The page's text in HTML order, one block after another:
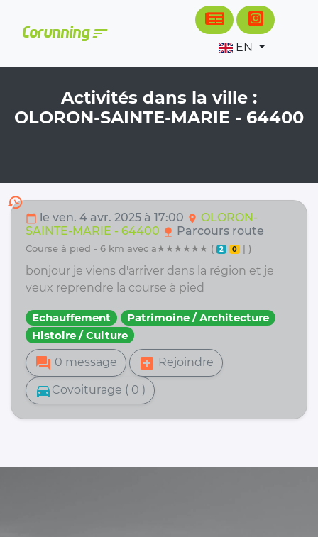
Corunningsort
EN
Activités dans la ville :
OLORON-SAINTE-MARIE - 64400
history
calendar_today le ven. 4 avr. 2025 à 17:00 location_on OLORON-
SAINTE-MARIE - 64400 nature Parcours route
course à pied - 6 km avec a★★★★★★ ( 2 0 | )
bonjour je viens d'arriver dans la région et je
veux reprendre la course à pied
Echauffement
Patrimoine / Architecture
Histoire / Culture
forum 0 message add_box Rejoindre
directions_car Covoiturage ( 0 )